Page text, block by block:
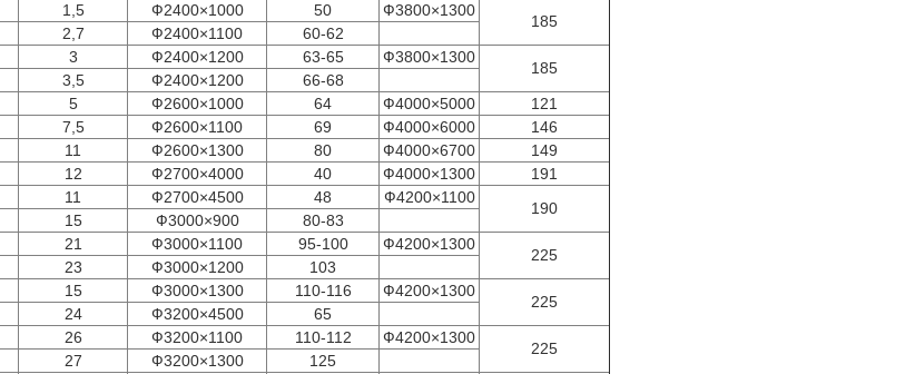
1,5 Ф2400×1000 50 Ф3800×1300
185
2,7 Ф2400×1100
60-62
3 Ф2400×1200 63-65 Ф3800×1300
185
3,5 Ф2400×1200
66-68
5 Ф2600×1000 64 Ф4000×5000
121
7,5 Ф2600×1100 69 Ф4000×6000
146
11 Ф2600×1300 80 Ф4000×6700
149
12 Ф2700×4000 40 Ф4000×1300
191
11 Ф2700×4500 48 Ф4200×1100
190
15 Ф3000×900
80-83
21 Ф3000×1100 95-100 Ф4200×1300
225
23 Ф3000×1200
103
15 Ф3000×1300 110-116 Ф4200×1300
225
24 Ф3200×4500
65
26 Ф3200×1100 110-112 Ф4200×1300
225
27 Ф3200×1300
125